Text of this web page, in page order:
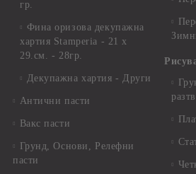
гр.
Фина оризова декупажна
хартия Stamperia - 21 х
29.см. - 28гр.
Декупажна хартия - Други
Антични пасти
Вакс пасти
Грунд, Основи, Релефни
пасти